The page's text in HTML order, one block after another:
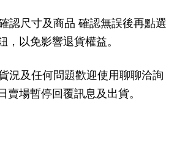
認尺寸及商品 確認無誤後再點選
，以免影響退貨權益。
況及任何問題歡迎使用聊聊洽詢
賣場暫停回覆訊息及出貨。